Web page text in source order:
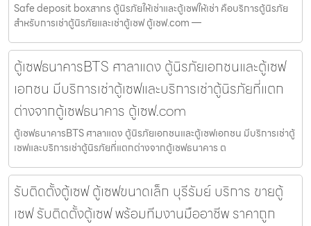
Safe deposit boxสาทร ตู้นิรภัยให้เช่าและตู้เซฟให้เช่า คือบริการตู้นิรภัย
สำหรับการเช่าตู้นิรภัยและเช่าตู้เซฟ ตู้เซฟ.com —
ตู้เซฟธนาคารBTS ศาลาแดง ตู้นิรภัยเอกชนและตู้เซฟ
เอกชน มีบริการเช่าตู้เซฟและบริการเช่าตู้นิรภัยที่แตก
ต่างจากตู้เซฟธนาคาร ตู้เซฟ.com
ตู้เซฟธนาคารBTS ศาลาแดง ตู้นิรภัยเอกชนและตู้เซฟเอกชน มีบริการเช่าตู้
เซฟและบริการเช่าตู้นิรภัยที่แตกต่างจากตู้เซฟธนาคาร ต
รับติดตั้งตู้เซฟ ตู้เซฟขนาดเล็ก บุรีรัมย์ บริการ ขายตู้
เซฟ รับติดตั้งตู้เซฟ พร้อมทีมงานมืออาชีพ ราคาถูก